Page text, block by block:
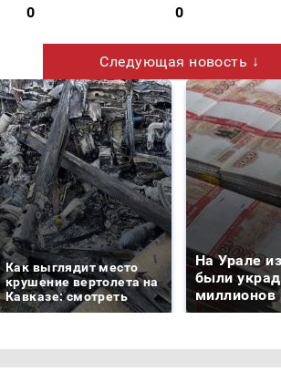
0 0
Следующая новость ↓
Как выглядит место
крушение вертолета на
Кавказе: смотреть
На Урале
были
миллионов